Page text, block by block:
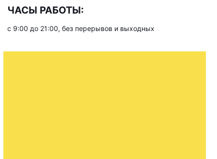
ЧАСЫ РАБОТЫ:
с 9:00 до 21:00, без перерывов и выходных